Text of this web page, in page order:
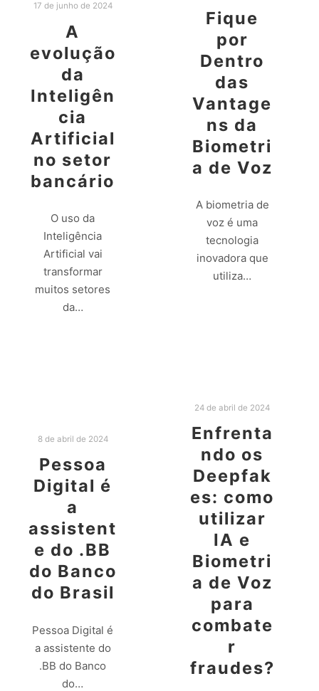
17 de junho de 2024
A
evolução
da
Inteligên
cia
Artificial
no setor
bancário
O uso da
Inteligência
Artificial vai
transformar
muitos setores
da…
Fique
por
Dentro
das
Vantage
ns da
Biometri
a de Voz
A biometria de
voz é uma
tecnologia
inovadora que
utiliza…
24 de abril de 2024
Enfrenta
ndo os
Deepfak
es: como
utilizar
IA e
Biometri
a de Voz
para
combate
r
fraudes?
8 de abril de 2024
Pessoa
Digital é
a
assistent
e do .BB
do Banco
do Brasil
Pessoa Digital é
a assistente do
.BB do Banco
do…